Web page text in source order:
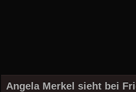
Angela Merkel sieht bei